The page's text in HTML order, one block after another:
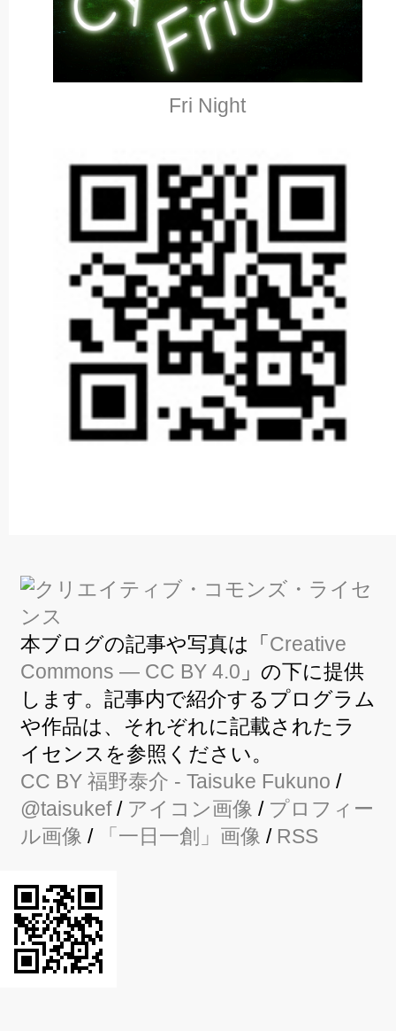
Fri Night
本ブログの記事や写真は「 Creative
Commons — CC BY 4.0 」の下に提供
します。記事内で紹介するプログラム
や作品は、それぞれに記載されたラ
イセンスを参照ください。
CC BY 福野泰介 - Taisuke Fukuno /
@taisukef/ アイコン画像 / プロフィー
ル画像 / 「一日一創」画像 / RSS